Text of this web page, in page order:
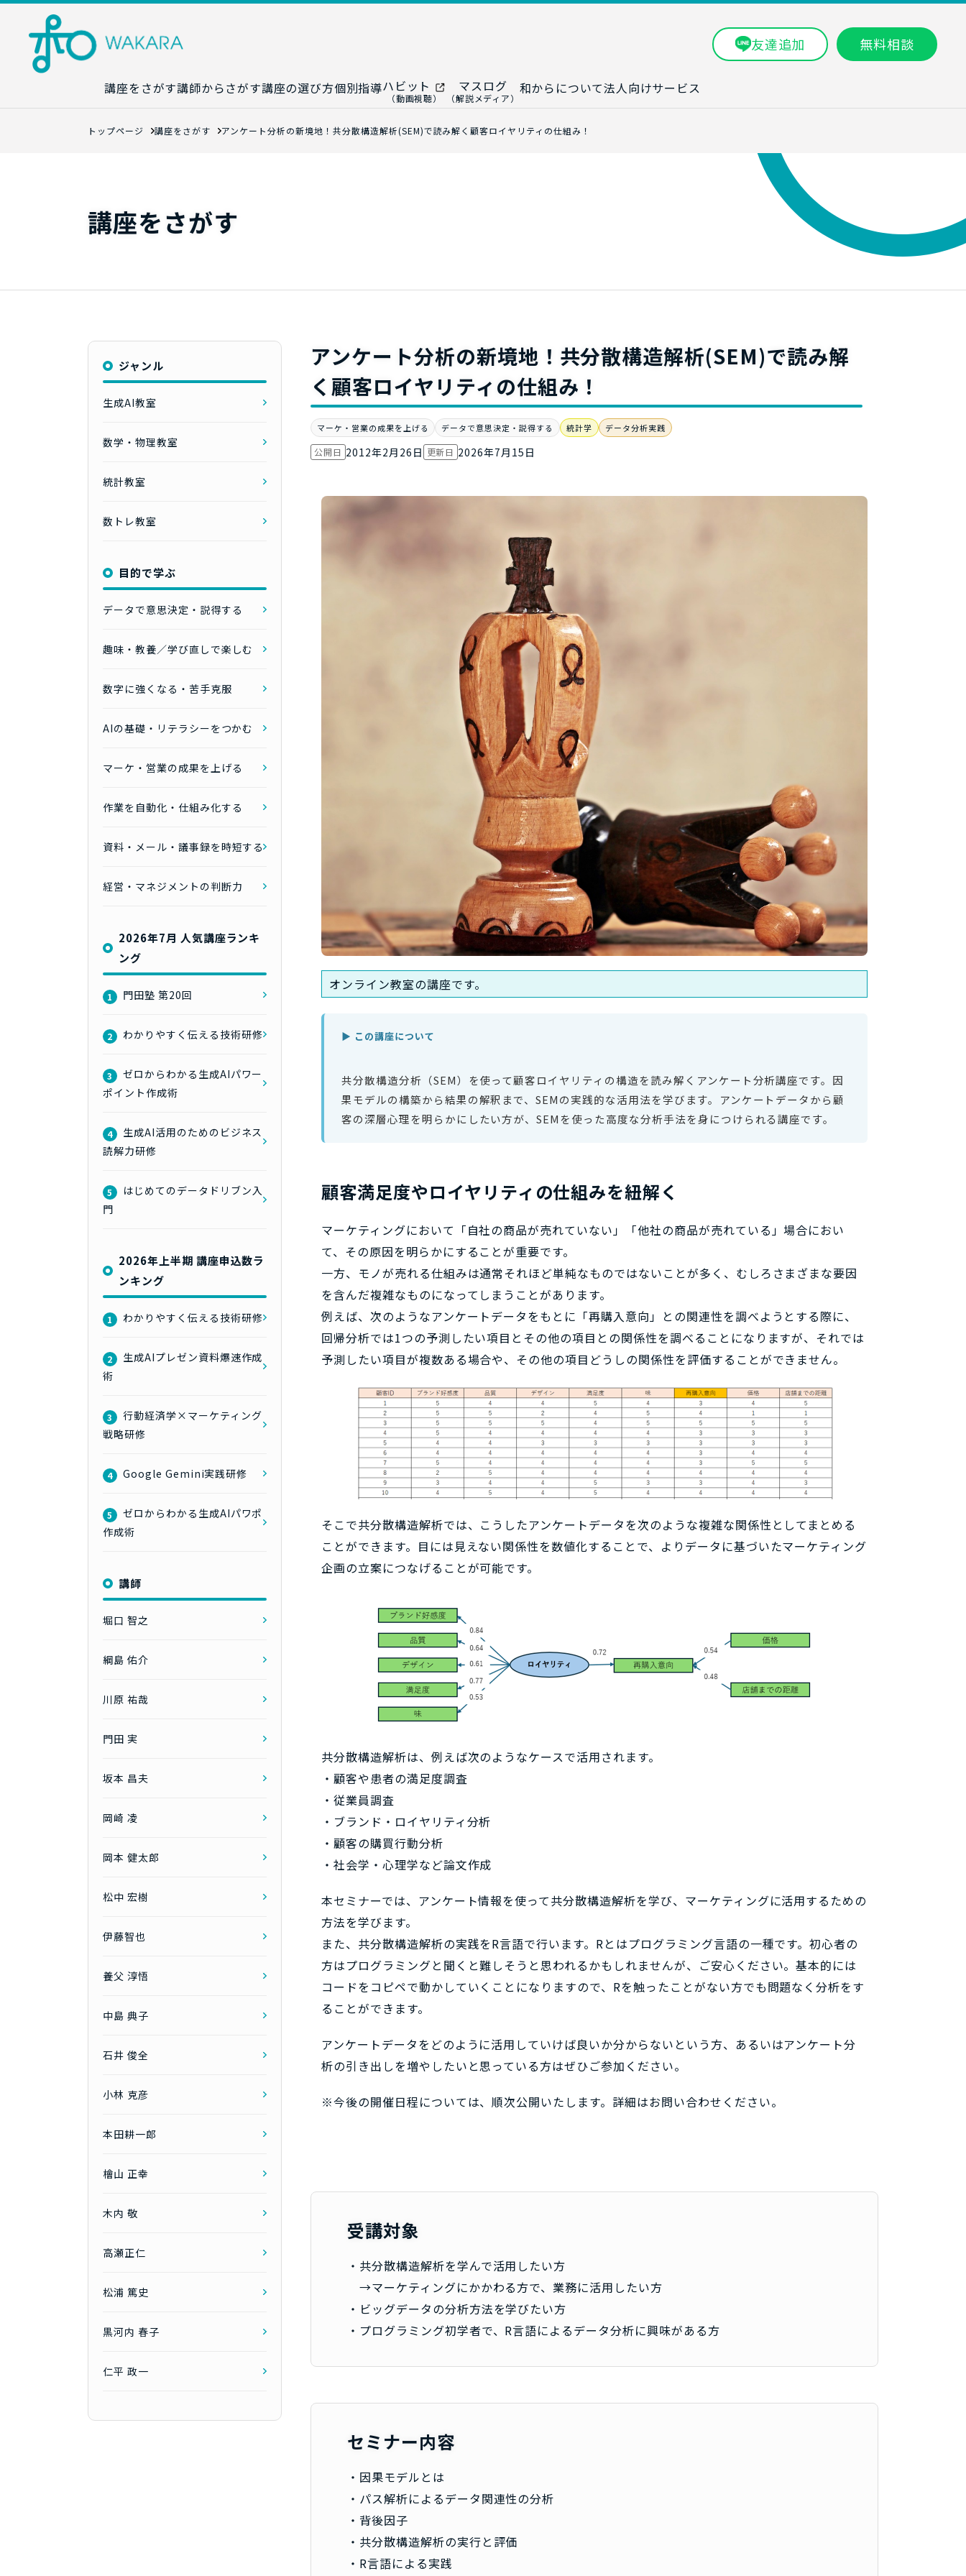
友達追加 無料相談
講座をさがす講師からさがす講座の選び方
講座カレンダー
個別指導
生成AI教室
ハビット
（動画視聴）
マスログ
（解説メディア）
和からについて法人向けサービス
研修プログラム一覧
トップページ 講座をさがす アンケート分析の新境地！共分散構造解析(SEM)で読み解く顧客ロイヤリティの仕組み！
講座をさがす
アンケート分析の新境地！共分散構造解析(SEM)で読み解
く顧客ロイヤリティの仕組み！
マーケ・営業の成果を上げる データで意思決定・説得する 統計学 データ分析実践
公開日 2012年2月26日 更新日 2026年7月15日
オンライン教室の講座です。
▶ この講座について
共分散構造分析（SEM）を使って顧客ロイヤリティの構造を読み解くアンケート分析講座です。因
果モデルの構築から結果の解釈まで、SEMの実践的な活用法を学びます。アンケートデータから顧
客の深層心理を明らかにしたい方が、SEMを使った高度な分析手法を身につけられる講座です。
顧客満足度やロイヤリティの仕組みを紐解く
マーケティングにおいて「自社の商品が売れていない」「他社の商品が売れている」場合におい
て、その原因を明らかにすることが重要です。
一方、モノが売れる仕組みは通常それほど単純なものではないことが多く、むしろさまざまな要因
を含んだ複雑なものになってしまうことがあります。
例えば、次のようなアンケートデータをもとに「再購入意向」との関連性を調べようとする際に、
回帰分析では1つの予測したい項目とその他の項目との関係性を調べることになりますが、それでは
予測したい項目が複数ある場合や、その他の項目どうしの関係性を評価することができません。
そこで共分散構造解析では、こうしたアンケートデータを次のような複雑な関係性としてまとめる
ことができます。目には見えない関係性を数値化することで、よりデータに基づいたマーケティング
企画の立案につなげることが可能です。
共分散構造解析は、例えば次のようなケースで活用されます。
・顧客や患者の満足度調査
・従業員調査
・ブランド・ロイヤリティ分析
・顧客の購買行動分析
・社会学・心理学など論文作成
本セミナーでは、アンケート情報を使って共分散構造解析を学び、マーケティングに活用するための
方法を学びます。
また、共分散構造解析の実践をR言語で行います。Rとはプログラミング言語の一種です。初心者の
方はプログラミングと聞くと難しそうと思われるかもしれませんが、ご安心ください。基本的には
コードをコピペで動かしていくことになりますので、Rを触ったことがない方でも問題なく分析をす
ることができます。
アンケートデータをどのように活用していけば良いか分からないという方、あるいはアンケート分
析の引き出しを増やしたいと思っている方はぜひご参加ください。
※今後の開催日程については、順次公開いたします。詳細はお問い合わせください。
受講対象
・共分散構造解析を学んで活用したい方
→マーケティングにかかわる方で、業務に活用したい方
・ビッグデータの分析方法を学びたい方
・プログラミング初学者で、R言語によるデータ分析に興味がある方
セミナー内容
・因果モデルとは
・パス解析によるデータ関連性の分析
・背後因子
・共分散構造解析の実行と評価
・R言語による実践
ジャンル
生成AI教室
数学・物理教室
統計教室
数トレ教室
目的で学ぶ
データで意思決定・説得する
趣味・教養／学び直しで楽しむ
数字に強くなる・苦手克服
AIの基礎・リテラシーをつかむ
マーケ・営業の成果を上げる
作業を自動化・仕組み化する
資料・メール・議事録を時短する
経営・マネジメントの判断力
2026年7月 人気講座ランキ
ング
1 門田塾 第20回
2 わかりやすく伝える技術研修
3
ゼロからわかる生成AIパワー
ポイント作成術
4
生成AI活用のためのビジネス
読解力研修
5
はじめてのデータドリブン入
門
2026年上半期 講座申込数ラ
ンキング
1 わかりやすく伝える技術研修
2
生成AIプレゼン資料爆速作成
術
3
行動経済学×マーケティング
戦略研修
4 Google Gemini実践研修
5
ゼロからわかる生成AIパワポ
作成術
講師
堀口 智之
綱島 佑介
川原 祐哉
門田 実
坂本 昌夫
岡崎 凌
岡本 健太郎
松中 宏樹
伊藤智也
養父 淳悟
中島 典子
石井 俊全
小林 克彦
本田耕一郎
檜山 正幸
木内 敬
高瀬正仁
松浦 篤史
黒河内 春子
仁平 政一